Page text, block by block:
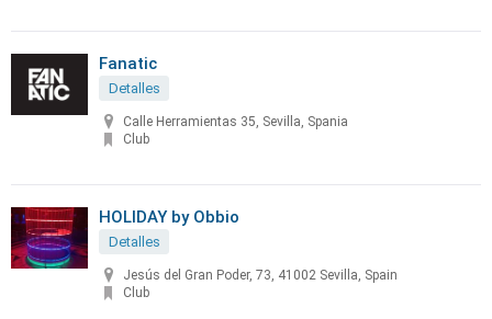
Fanatic
Detalles
Calle Herramientas 35, Sevilla, Spania
Club
HOLIDAY by Obbio
Detalles
Jesús del Gran Poder, 73, 41002 Sevilla, Spain
Club